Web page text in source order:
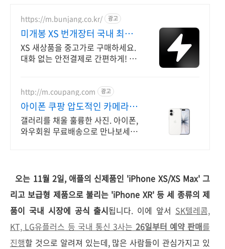
https://m.bunjang.co.kr/ 광고
미개봉 XS 번개장터 국내 최대
브랜드 중고거래
XS 새상품을 중고가로 구매하세요.
대화 없는 안전결제로 간편하게! 전
품 업로드
http://m.coupang.com 광고
아이폰 쿠팡 압도적인 카메라
성능
갤러리를 채울 훌륭한 사진. 아이폰,
와우회원 무료배송으로 만나보세
오는 11월 2일, 애플의 신제품인 'iPhone XS/XS Max' 그
리고 보급형 제품으로 불리는 'iPhone XR' 등 세 종류의 제
품이 국내 시장에 공식 출시됩니다. 이에 앞서 SK텔레콤,
KT, LG유플러스 등 국내 통신 3사는 26일부터 예약 판매를
진행할 것으로 알려져 있는데, 많은 사람들이 관심가지고 있